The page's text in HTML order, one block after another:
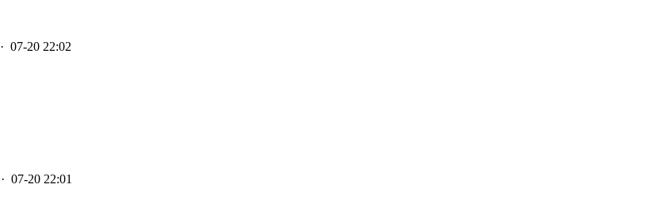
· 07-20 22:02
· 07-20 22:01